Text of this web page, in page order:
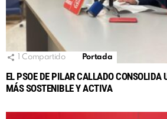
Compartido Portada
EL PSOE DE PILAR CALLADO CONSOLIDA
MÁS SOSTENIBLE Y ACTIVA